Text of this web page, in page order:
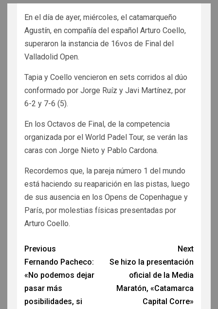
En el día de ayer, miércoles, el catamarqueño
Agustín, en compañía del español Arturo Coello,
superaron la instancia de 16vos de Final del
Valladolid Open.
Tapia y Coello vencieron en sets corridos al dúo
conformado por Jorge Ruíz y Javi Martínez, por
6-2 y 7-6 (5).
En los Octavos de Final, de la competencia
organizada por el World Padel Tour, se verán las
caras con Jorge Nieto y Pablo Cardona.
Recordemos que, la pareja número 1 del mundo
está haciendo su reaparición en las pistas, luego
de sus ausencia en los Opens de Copenhague y
París, por molestias físicas presentadas por
Arturo Coello.
Previous
Fernando Pacheco:
«No podemos dejar
pasar más
posibilidades, si
Next
Se hizo la presentación
oficial de la Media
Maratón, «Catamarca
Capital Corre»